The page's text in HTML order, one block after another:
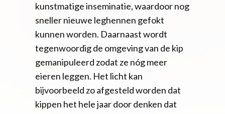
kunstmatige inseminatie, waardoor nog
sneller nieuwe leghennen gefokt
kunnen worden. Daarnaast wordt
tegenwoordig de omgeving van de kip
gemanipuleerd zodat ze nóg meer
eieren leggen. Het licht kan
bijvoorbeeld zo afgesteld worden dat
kippen het hele jaar door denken dat